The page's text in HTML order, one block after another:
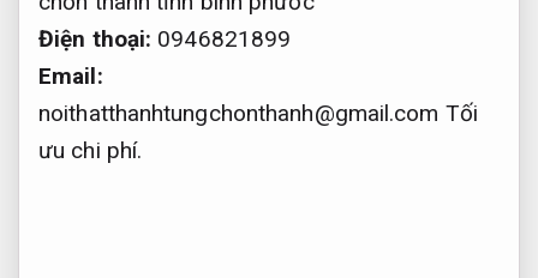
Điện thoại: 0946821899
Email:
noithatthanhtungchonthanh@gmail.com Tối
ưu chi phí.